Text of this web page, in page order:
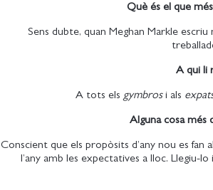
Què és el que
Sens dubte, quan Meghan Markle
A qui li
A tots els gymbrosi als
Alguna cosa més
Conscient que els propòsits d’any nou es
l’any amb les expectatives a lloc. Llegiu-